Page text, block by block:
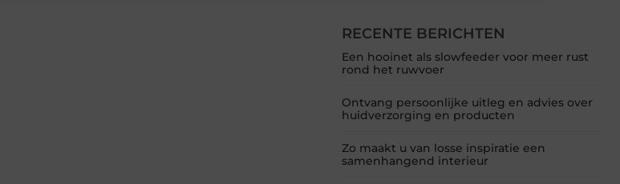
RECENTE BERICHTEN
Een hooinet als slowfeeder voor meer rust
rond het ruwvoer
Ontvang persoonlijke uitleg en advies over
huidverzorging en producten
Zo maakt u van losse inspiratie een
samenhangend interieur